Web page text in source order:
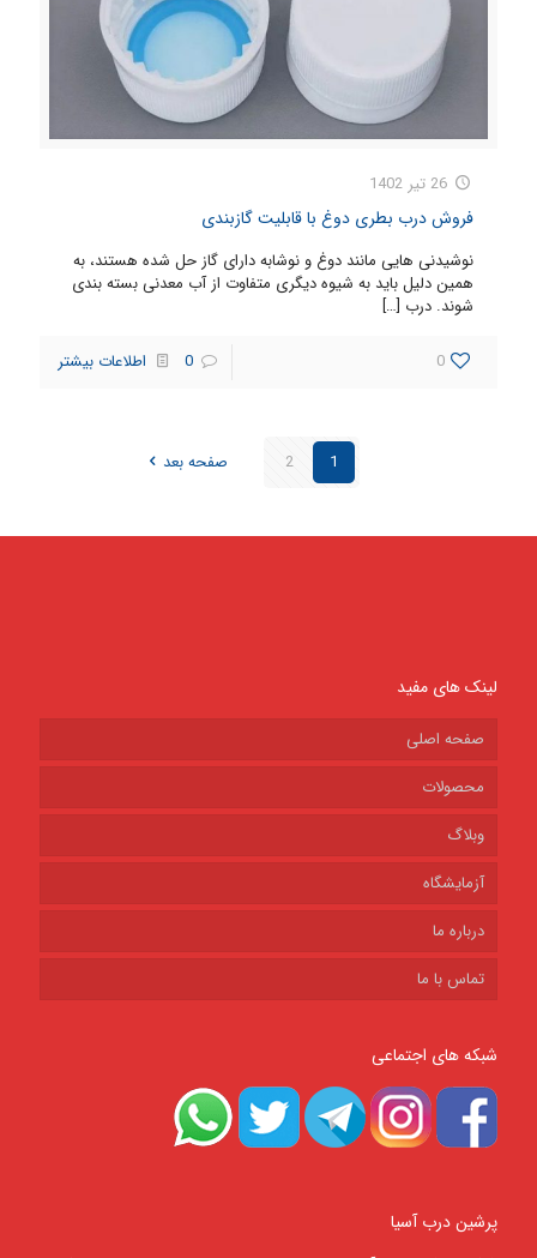
26 تیر 1402
فروش درب بطری دوغ با قابلیت گازبندی
نوشیدنی هایی مانند دوغ و نوشابه دارای گاز حل شده هستند، به
همین دلیل باید به شیوه دیگری متفاوت از آب معدنی بسته بندی
شوند. درب […]
0
0 اطلاعات بیشتر
1
2 صفحه بعد
لینک های مفید
صفحه اصلی
محصولات
وبلاگ
آزمایشگاه
درباره ما
تماس با ما
شبکه های اجتماعی
پرشین درب آسیا